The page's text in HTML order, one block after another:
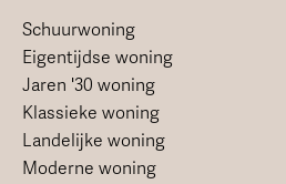
Schuurwoning
Eigentijdse woning
Jaren '30 woning
Klassieke woning
Landelijke woning
Moderne woning